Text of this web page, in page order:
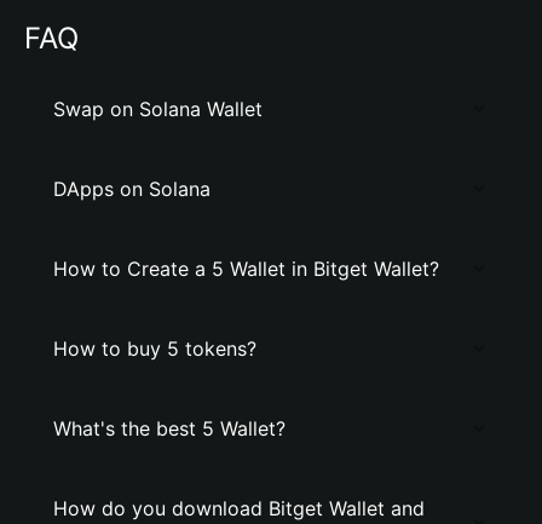
FAQ
Swap on Solana Wallet
DApps on Solana
How to Create a 5 Wallet in Bitget Wallet?
How to buy 5 tokens?
What's the best 5 Wallet?
How do you download Bitget Wallet and